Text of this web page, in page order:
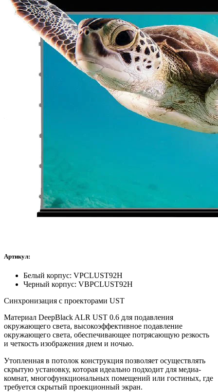
Артикул:
Белый корпус: VPCLUST92H
Черный корпус: VBPCLUST92H
Синхронизация с проекторами UST
Материал DeepBlack ALR UST 0.6 для подавления
окружающего света, высокоэффективное подавление
окружающего света, обеспечивающее потрясающую резкость
и четкость изображения днем и ночью.
Утопленная в потолок конструкция позволяет осуществлять
скрытую установку, которая идеально подходит для медиа-
комнат, многофункциональных помещений или гостиных, где
требуется скрытый проекционный экран.